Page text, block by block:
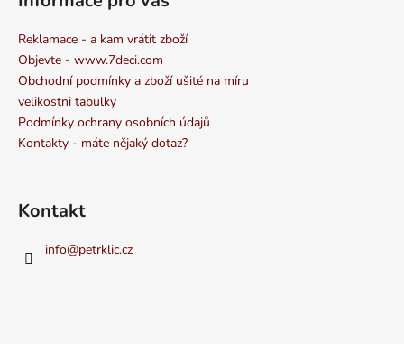
Reklamace - a kam vrátit zboží
Objevte - www.7deci.com
Obchodní podmínky a zboží ušité na míru
velikostni tabulky
Podmínky ochrany osobních údajů
Kontakty - máte nějaký dotaz?
Kontakt
info@petrklic.cz